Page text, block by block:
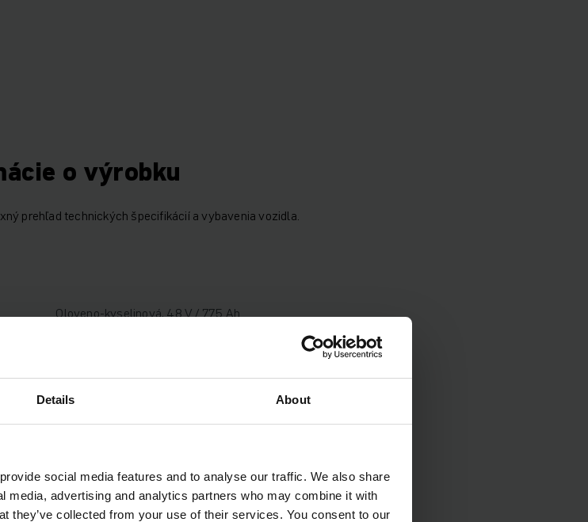
Details About
social media features and to analyse our traffic. We also share
media, advertising and analytics partners who may combine it with
they’ve collected from your use of their services. You consent to our
o výrobku
prehľad technických špecifikácií a vybavenia vozidla.
Oloveno-kyselinová, 48 V / 775 Ah
2020
1800 kg